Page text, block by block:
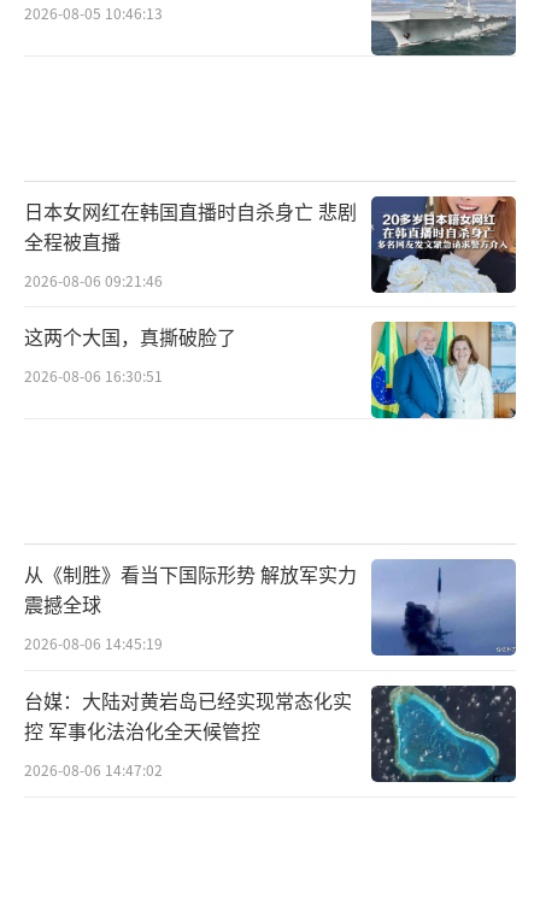
2026-08-05 10:46:13
日本女网红在韩国直播时自杀身亡 悲剧
全程被直播
2026-08-06 09:21:46
这两个大国，真撕破脸了
2026-08-06 16:30:51
从《制胜》看当下国际形势 解放军实力
震撼全球
2026-08-06 14:45:19
台媒：大陆对黄岩岛已经实现常态化实
控 军事化法治化全天候管控
2026-08-06 14:47:02